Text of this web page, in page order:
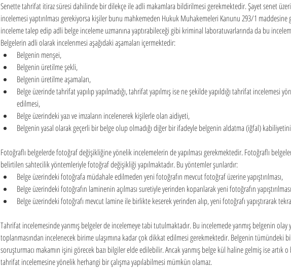
Senette tahrifat itiraz süresi dahilinde bir dilekçe ile adli makamlara bildirilmesi gerekmektedir. Şayet senet
incelemesi yaptırılması gerekiyorsa kişiler bunu mahkemeden Hukuk Muhakemeleri Kanunu 293/1 maddesine
inceleme talep edip adli belge inceleme uzmanına yaptırabileceği gibi kriminal laboratuvarlarında da bu
Belgelerin adli olarak incelenmesi aşağıdaki aşamaları içermektedir:
Belgenin menşei,
Belgenin üretilme şekli,
Belgenin üretilme aşamaları,
Belge üzerinde tahrifat yapılıp yapılmadığı, tahrifat yapılmış ise ne şekilde yapıldığı tahrifat incelemesi
edilmesi,
Belge üzerindeki yazı ve imzaların incelenerek kişilerle olan aidiyeti,
Belgenin yasal olarak geçerli bir belge olup olmadığı diğer bir ifadeyle belgenin aldatma (iğfal)
Fotoğraflı belgelerde fotoğraf değişikliğine yönelik incelemelerin de yapılması gerekmektedir. Fotoğraflı
belirtilen sahtecilik yöntemleriyle fotoğraf değişikliği yapılmaktadır. Bu yöntemler şunlardır:
Belge üzerindeki fotoğrafa müdahale edilmeden yeni fotoğrafın mevcut fotoğraf üzerine yapıştırılması,
Belge üzerindeki fotoğrafın laminenin açılması suretiyle yerinden koparılarak yeni fotoğrafın
Belge üzerindeki fotoğrafı mevcut lamine ile birlikte keserek yerinden alıp, yeni fotoğrafı yapıştırarak
Tahrifat incelemesinde yanmış belgeler de incelemeye tabi tutulmaktadır. Bu incelemede yanmış belgenin olay
toplanmasından incelenecek birime ulaşımına kadar çok dikkat edilmesi gerekmektedir. Belgenin tümündeki
soruşturmacı makamın işini görecek bazı bilgiler elde edilebilir. Ancak yanmış belge kül haline gelmiş ise artık
tahrifat incelemesine yönelik herhangi bir çalışma yapılabilmesi mümkün olamaz.